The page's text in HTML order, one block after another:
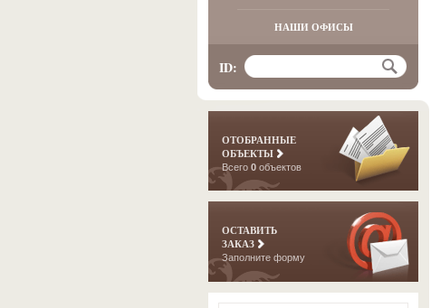
НАШИ ОФИСЫ
ID:
ОТОБРАННЫЕ
ОБЪЕКТЫ
Всего 0 объектов
ОСТАВИТЬ
ЗАКАЗ
Заполните форму